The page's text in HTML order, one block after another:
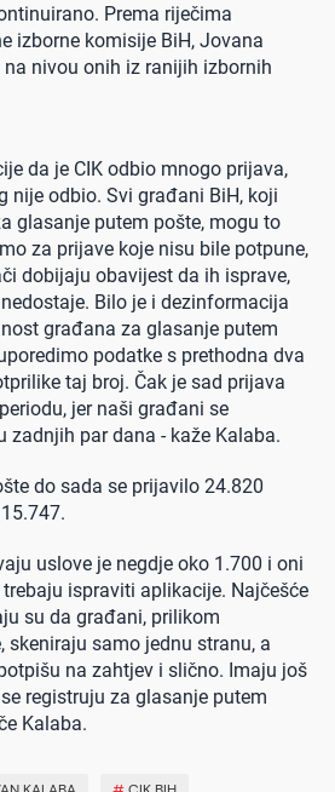
Prema riječima
izborne komisije BiH, Jovana
na nivou onih iz ranijih izbornih
da je CIK odbio mnogo prijava,
nije odbio. Svi građani BiH, koji
glasanje putem pošte, mogu to
za prijave koje nisu bile potpune,
dobijaju obavijest da ih isprave,
Bilo je i dezinformacija
građana za glasanje putem
podatke s prethodna dva
taj broj. Čak je sad prijava
jer naši građani se
zadnjih par dana - kaže Kalaba.
do sada se prijavilo 24.820
uslove je negdje oko 1.700 i oni
ispraviti aplikacije. Najčešće
su da građani, prilikom
skeniraju samo jednu stranu, a
na zahtjev i slično. Imaju još
registruju za glasanje putem
Kalaba.